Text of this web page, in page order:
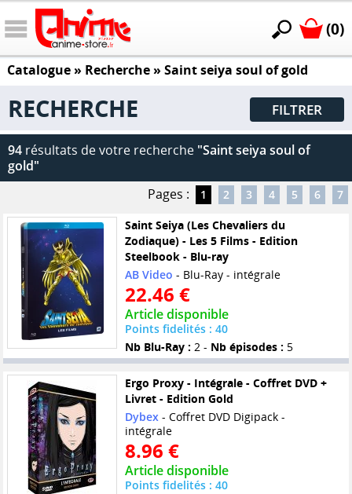
(0)
Catalogue» Recherche » Saint seiya soul of gold
RECHERCHE FILTRER
94 résultats de votre recherche "Saint seiya soul of
gold"
Pages :
1 2 3 4 5 6 7
Saint Seiya (Les Chevaliers du
Zodiaque) - Les 5 Films - Edition
Steelbook - Blu-ray
AB Video - Blu-Ray - intégrale
22.46 €
Article disponible
Points fidelités : 40
Nb Blu-Ray : 2 - Nb épisodes : 5
Ergo Proxy - Intégrale - Coffret DVD +
Livret - Edition Gold
Dybex- Coffret DVD Digipack -
intégrale
8.96 €
Article disponible
Points fidelités : 40